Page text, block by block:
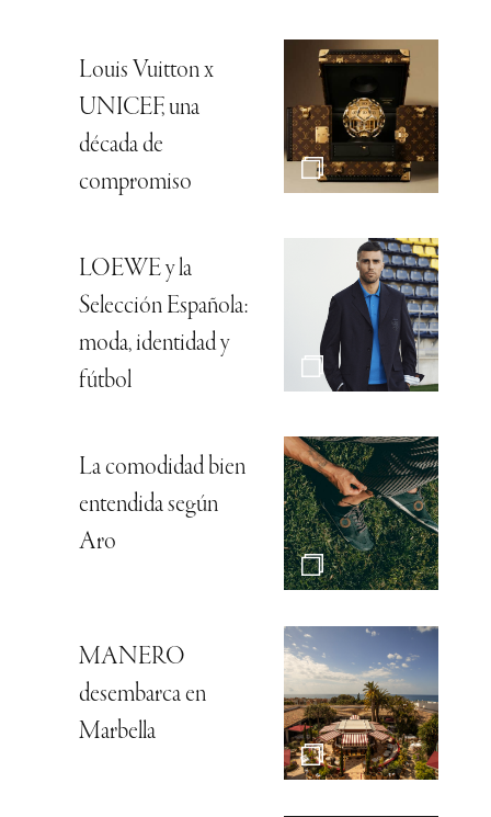
Louis Vuitton x
UNICEF, una
década de
compromiso
LOEWE y la
Selección Española:
moda, identidad y
fútbol
La comodidad bien
entendida según
Aro
MANERO
desembarca en
Marbella